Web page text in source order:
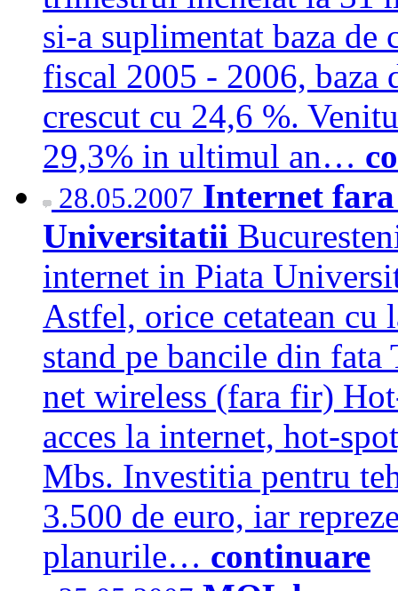
si-a suplimentat baza
fiscal 2005 - 2006, baza
crescut cu 24,6 %.
29,3% in ultimul an…
28.05.2007 Internet
Universitatii
internet in Piata
Astfel, orice cetatean
stand pe bancile din
net wireless (fara fir)
acces la internet, hot-
Mbs. Investitia pentru
3.500 de euro, iar
planurile… continuare